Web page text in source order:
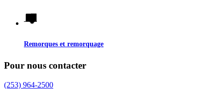
Remorques et remorquage
Pour nous contacter
(253) 964-2500